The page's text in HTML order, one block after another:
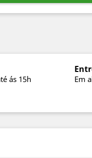
ás 15h Em